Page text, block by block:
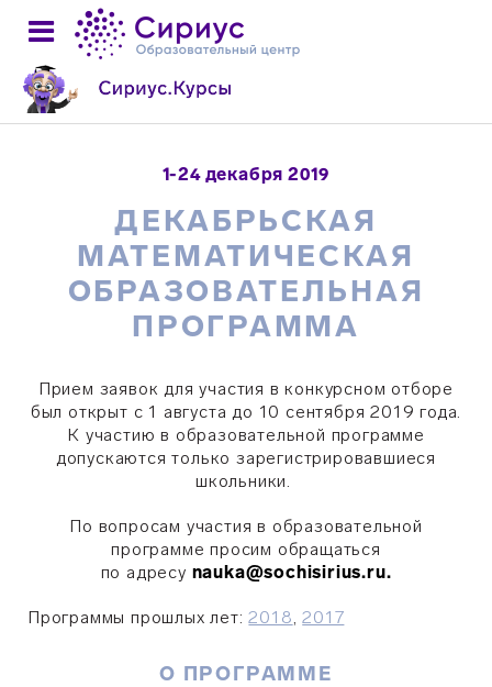
1-24 декабря 2019
ДЕКАБРЬСКАЯ
МАТЕМАТИЧЕСКАЯ
ОБРАЗОВАТЕЛЬНАЯ
ПРОГРАММА
Прием заявок для участия в конкурсном отборе
был открыт с 1 августа до 10 сентября 2019 года.
К участию в образовательной программе
допускаются только зарегистрировавшиеся
школьники.
По вопросам участия в образовательной
программе просим обращаться
по адресу nauka@sochisirius.ru.
Программы прошлых лет:2018,2017
О ПРОГРАММЕ